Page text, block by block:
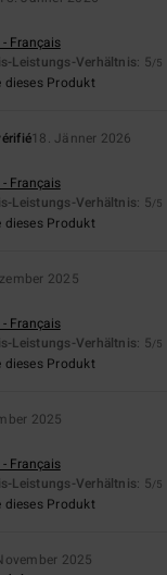
Français
Leistungs-Verhältnis: 5/5
dieses Produkt
18. Jänner 2026
Français
Leistungs-Verhältnis: 5/5
dieses Produkt
2025
Français
Leistungs-Verhältnis: 5/5
dieses Produkt
2025
Français
Leistungs-Verhältnis: 5/5
dieses Produkt
2025